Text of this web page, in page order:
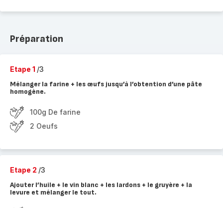
Préparation
Etape 1 /3
Mélanger la farine + les œufs jusqu’à l’obtention d’une pâte
homogène.
100g De farine
2 Oeufs
Etape 2 /3
Ajouter l’huile + le vin blanc + les lardons + le gruyère + la
levure et mélanger le tout.